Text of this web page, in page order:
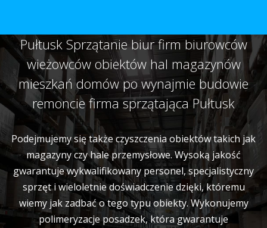
Pułtusk Sprzątanie biur firm biurowców
wieżowców obiektów hal magazynów
mieszkań domów po wynajmie budowie
remoncie firma sprzątająca Pułtusk
Podejmujemy się także czyszczenia obiektów takich jak
magazyny czy hale przemysłowe. Wysoką jakość
gwarantuje wykwalifikowany personel, specjalistyczny
sprzęt i wieloletnie doświadczenie dzięki, któremu
wiemy jak zadbać o tego typu obiekty. Wykonujemy
polimeryzacje posadzek, która gwarantuje